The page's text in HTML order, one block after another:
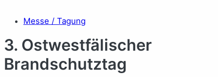
Messe / Tagung
3. Ostwestfälischer
Brandschutztag